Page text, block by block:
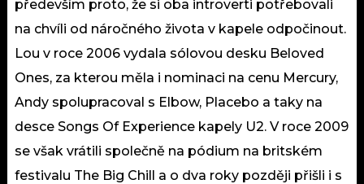
především proto, že si oba introverti potřebovali
na chvíli od náročného života v kapele odpočinout.
Lou v roce 2006 vydala sólovou desku Beloved
Ones, za kterou měla i nominaci na cenu Mercury,
Andy spolupracoval s Elbow, Placebo a taky na
desce Songs Of Experience kapely U2. V roce 2009
se však vrátili společně na pódium na britském
festivalu The Big Chill a o dva roky později přišli i s